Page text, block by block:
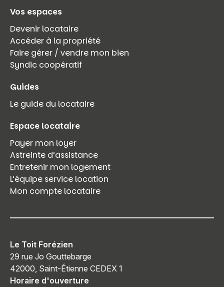
Vos espaces
Devenir locataire
Accéder à la propriété
Faire gérer / vendre mon bien
Syndic coopératif
Guides
Le guide du locataire
Espace locataire
Payer mon loyer
Astreinte d’assistance
Entretenir mon logement
L’équipe service location
Mon compte locataire
Le Toit Forézien
29 rue Jo Gouttebarge
42000, Saint-Étienne CEDEX 1
Horaire d'ouverture